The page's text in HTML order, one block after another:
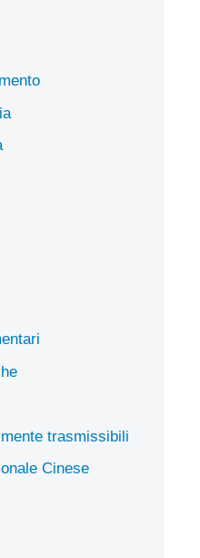
trasmissibili
Cinese